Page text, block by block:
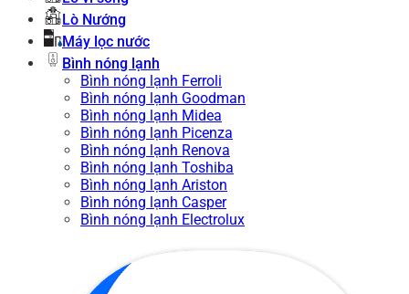
Lò Nướng
Máy lọc nước
Bình nóng lạnh
Bình nóng lạnh Ferroli
Bình nóng lạnh Goodman
Bình nóng lạnh Midea
Bình nóng lạnh Picenza
Bình nóng lạnh Renova
Bình nóng lạnh Toshiba
Bình nóng lạnh Ariston
Bình nóng lạnh Casper
Bình nóng lạnh Electrolux